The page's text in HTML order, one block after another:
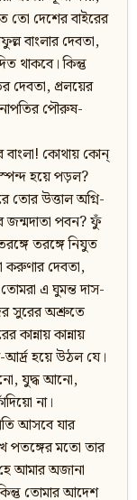
তো দেশের বাইরের
বাংলার দেবতা,
থাকবে। কিন্তু
দেবতা, প্রলয়ের
পৌরুষ-
কোথায় কোন্
হয়ে পড়ল?
তোর উত্তাল অগ্নি-
জন্মদাতা পবন? ফুঁ
তরঙ্গে নিযুত
করুণার দেবতা,
তোমরা এ ঘুমন্ত দাস-
সুরের অশ্রুতে
কান্নায়
হয়ে উঠল যে।
যুদ্ধ আনো,
না।
আসবে যার
পতঙ্গের মতো তার
আমার অজানা
তোমার আদেশ